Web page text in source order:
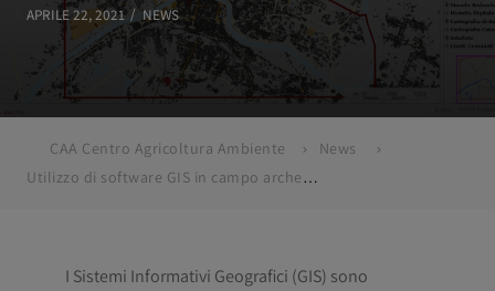
APRILE 22, 2021 NEWS
CAA Centro Agricoltura Ambiente
News
Utilizzo di software GIS in campo archeologico
I Sistemi Informativi Geografici (GIS) sono